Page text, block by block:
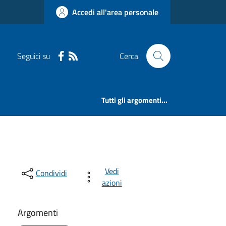
Accedi all'area personale
Seguici su Cerca
Tutti gli argomenti...
Condividi
Vedi
azioni
Argomenti